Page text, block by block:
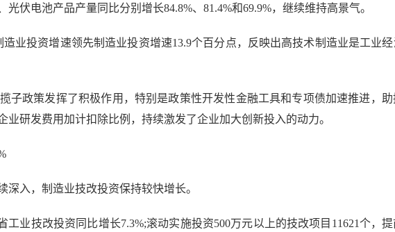
电池产品产量同比分别增长84.8%、81.4%和69.9%，继续维持高景气。
投资增速领先制造业投资增速13.9个百分点，反映出高技术制造业是工业
政策发挥了积极作用，特别是政策性开发性金融工具和专项债加速推进，助
研发费用加计扣除比例，持续激发了企业加大创新投入的动力。
入，制造业技改投资保持较快增长。
技改投资同比增长7.3%;滚动实施投资500万元以上的技改项目11621个，